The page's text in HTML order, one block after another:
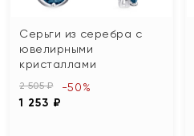
Серьги из серебра с
ювелирными
кристаллами
2 505 ₽
1 253 ₽
-50%